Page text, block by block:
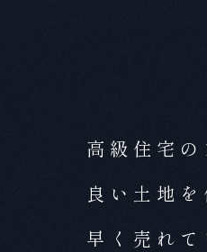
高級住宅
良い土地
早く売れて